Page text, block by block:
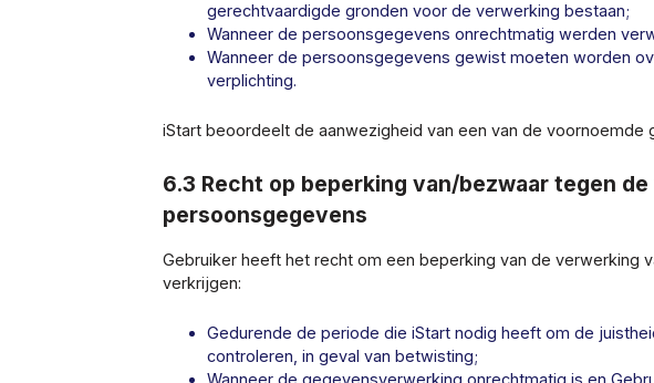
gerechtvaardigde gronden voor de verwerking bestaan;
Wanneer de persoonsgegevens onrechtmatig werden
Wanneer de persoonsgegevens gewist moeten worden
verplichting.
iStart beoordeelt de aanwezigheid van een van de voornoemde
6.3 Recht op beperking van/bezwaar tegen
persoonsgegevens
Gebruiker heeft het recht om een beperking van de verwerking
verkrijgen:
Gedurende de periode die iStart nodig heeft om de
controleren, in geval van betwisting;
Wanneer de gegevensverwerking onrechtmatig is en